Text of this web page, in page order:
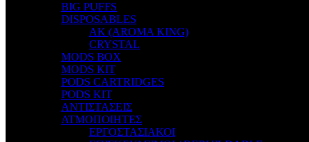
OPMH PROJECT
S-ELF JUICE
SADBOY
SCANDAL
SECRET FOREST
STEAM CITY LIQUIDS
STEAM TRAIN
STEAMPUNK
TALES
TATTOO
THE ALCHEMIST
BIG PUFFS
DISPOSABLES
AK (AROMA KING)
CRYSTAL
MODS BOX
MODS KIT
PODS CARTRIDGES
PODS KIT
ΑΝΤΙΣΤΑΣΕΙΣ
ΑΤΜΟΠΟΙΗΤΕΣ
ΕΡΓΟΣΤΑΣΙΑΚΟΙ